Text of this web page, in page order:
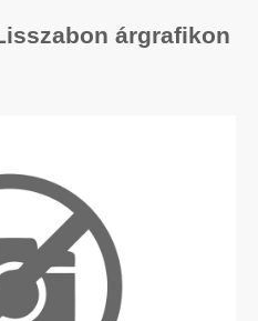
árgrafikon